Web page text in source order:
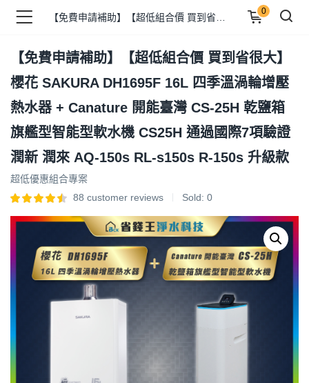
)
)
)
0
【免費申請補助】【超低組合價 買到省很大】
櫻花 SAKURA DH1695F 16L 四季溫渦輪增壓
熱水器 + Canature 開能臺灣 CS-25H 乾鹽箱
旗艦型智能型軟水機 CS25H 通過國際7項驗證
潤新 潤來 AQ-150s RL-s150s R-150s 升級款
超低優惠組合專案
88 customer reviews Sold: 0